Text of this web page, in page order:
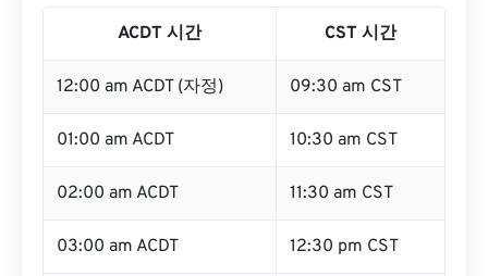
ACDT 시간 CST 시간
12:00 am ACDT (자정) 09:30 am CST
01:00 am ACDT 10:30 am CST
02:00 am ACDT 11:30 am CST
03:00 am ACDT 12:30 pm CST